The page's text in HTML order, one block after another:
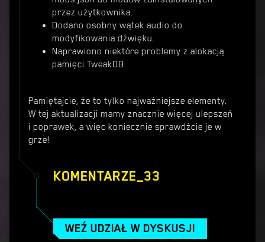
przez użytkownika.
Dodano osobny wątek audio do
modyfikowania dźwięku.
Naprawiono niektóre problemy z alokacją
pamięci TweakDB.
Pamiętajcie, że to tylko najważniejsze elementy.
W tej aktualizacji mamy znacznie więcej ulepszeń
i poprawek, a więc koniecznie sprawdźcie je w
grze!
KOMENTARZE_33
WEŹ UDZIAŁ W DYSKUSJI